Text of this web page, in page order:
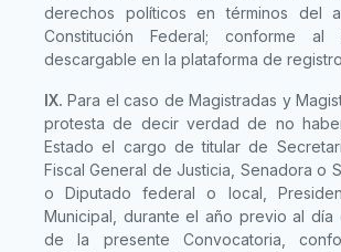
derechos políticos en términos del
Constitución Federal; conforme al
descargable en la plataforma de
IX. Para el caso de Magistradas y
protesta de decir verdad de no
Estado el cargo de titular de
Fiscal General de Justicia, Senadora o
o Diputado federal o local,
Municipal, durante el año previo al día
de la presente Convocatoria,